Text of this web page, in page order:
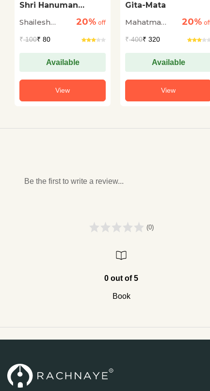
Shri Hanuman
Shailesh
20% off
₹100₹ 80
Available
View
Gita-Mata
Mahatma
20%
₹400₹ 320
Available
View
Be the first to write a review...
(0)
0 out of 5
Book